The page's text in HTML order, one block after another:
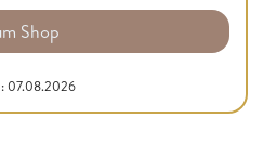
Shop
07.08.2026